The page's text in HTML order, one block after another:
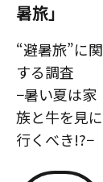
暑旅」
“避暑旅”に関
する調査
−暑い夏は家
族と牛を見に
行くべき!?−